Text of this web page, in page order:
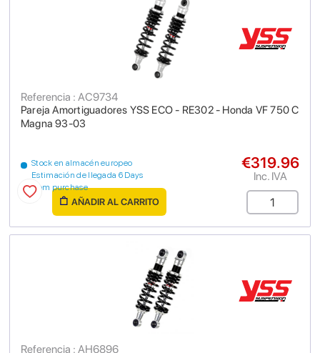
Pareja Amortiguadores YSS ECO - RE302 - Honda VF 750 C
Magna 93-03
Referencia : AC9734
Stock en almacén europeo
Estimación de llegada 6 Days
from purchase
€319.96
Inc. IVA
AÑADIR AL CARRITO
Referencia : AH6896